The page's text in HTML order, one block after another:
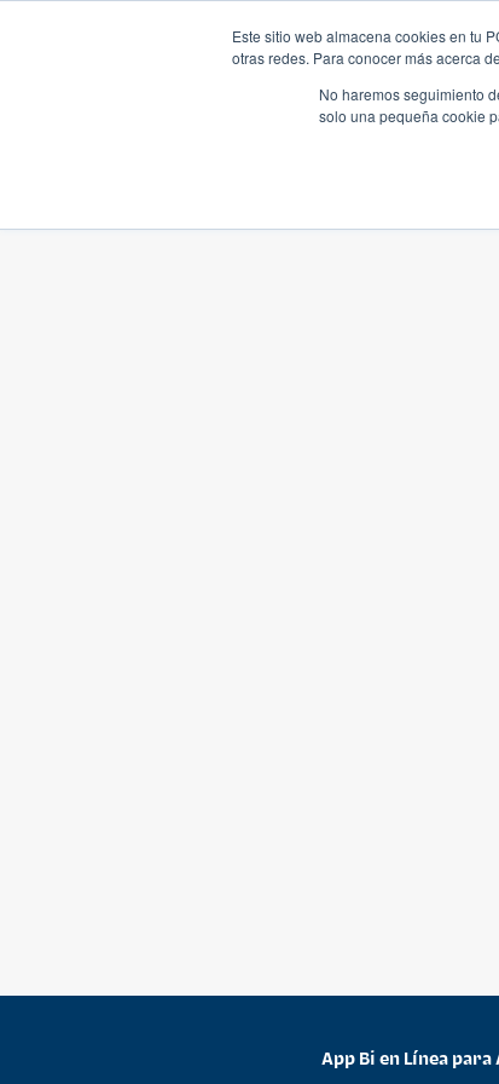
Este sitio web almacena cookies en tu
otras redes. Para conocer más acerca
No haremos seguimiento
solo una pequeña cookie
App Bi en Línea